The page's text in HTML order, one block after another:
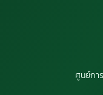
ศูนย์กา